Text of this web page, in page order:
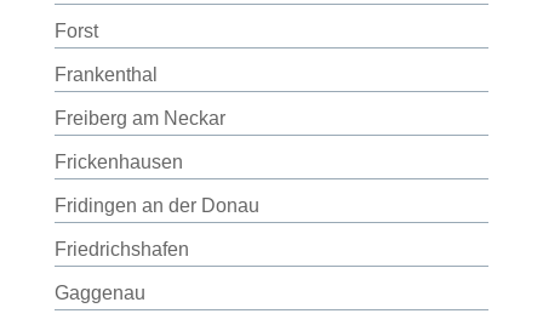
Forst
Frankenthal
Freiberg am Neckar
Frickenhausen
Fridingen an der Donau
Friedrichshafen
Gaggenau